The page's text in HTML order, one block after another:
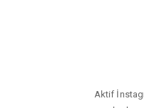
Aktif